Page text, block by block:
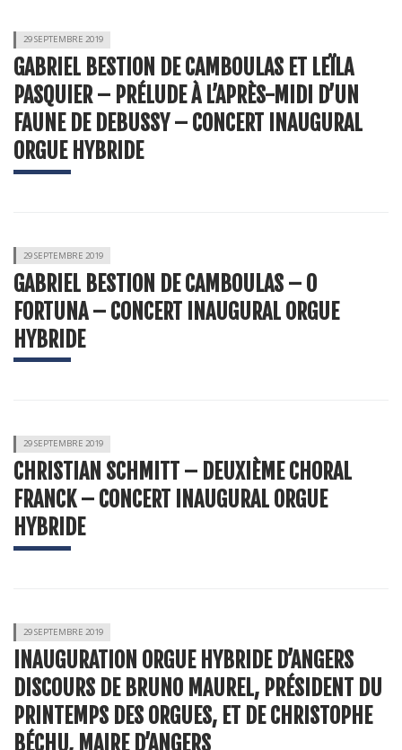
29 SEPTEMBRE 2019
GABRIEL BESTION DE CAMBOULAS ET LEÏLA
PASQUIER – PRÉLUDE À L’APRÈS-MIDI D’UN
FAUNE DE DEBUSSY – CONCERT INAUGURAL
ORGUE HYBRIDE
29 SEPTEMBRE 2019
GABRIEL BESTION DE CAMBOULAS – O
FORTUNA – CONCERT INAUGURAL ORGUE
HYBRIDE
29 SEPTEMBRE 2019
CHRISTIAN SCHMITT – DEUXIÈME CHORAL
FRANCK – CONCERT INAUGURAL ORGUE
HYBRIDE
29 SEPTEMBRE 2019
INAUGURATION ORGUE HYBRIDE D’ANGERS
DISCOURS DE BRUNO MAUREL, PRÉSIDENT DU
PRINTEMPS DES ORGUES, ET DE CHRISTOPHE
BÉCHU, MAIRE D’ANGERS